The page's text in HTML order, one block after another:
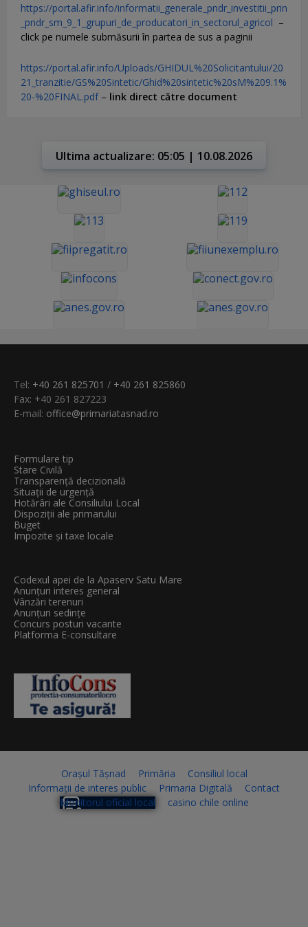
https://portal.afir.info/informatii_generale_pndr_investitii_prin
_pndr_sm_9_1_grupuri_de_producatori_in_sectorul_agricol –
click pe numele submăsurii în partea de sus a paginii
https://portal.afir.info/Uploads/GHIDUL%20Solicitantului/20
21_tranzitie/GS%20Sintetic/Ghid%20sintetic%20sM%209.1%
20-%20FINAL.pdf– link direct către document
Ultima actualizare: 05:05 | 10.08.2026
Tel: +40 261 825701 / +40 261 825860
Fax: +40 261 827223
E-mail: office@primariatasnad.ro
Formulare tip
Stare Civilă
Transparenţă decizională
Situații de urgență
Hotărâri ale Consiliului Local
Dispoziții ale primarului
Buget
Impozite și taxe locale
Codexul apei de la Apaserv Satu Mare
Anunțuri interes general
Vânzări terenuri
Anunțuri sedințe
Concurs posturi vacante
Platforma E-consultare
Orașul Tășnad Primăria
Consiliul local
Informații de interes public
Primaria Digitală
Contact
Monitorul oficial local
casino chile online